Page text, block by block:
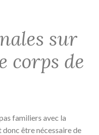
sur
corps de
familiers avec la
donc être nécessaire de